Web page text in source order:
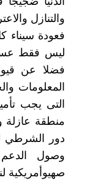
والتنازل
فعودة سيناء
ليس فقط
فضلا عن
المعلومات
التى يجب
منطقة عازلة
دور الشرطي
وصول
صهيوأمريكية